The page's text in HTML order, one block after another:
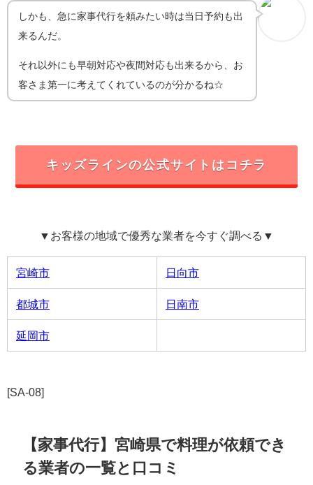
しかも、急に家事代行を頼みたい時は当日予約も出
来るんだ。
それ以外にも早朝対応や夜間対応も出来るから、お
客さま第一に考えてくれているのが分かるね☆
キッズラインの公式サイトはコチラ
▼お客様の地域で優秀な業者を今すぐ調べる▼
宮崎市 日向市
都城市 日南市
延岡市
[SA-08]
【家事代行】宮崎県で料理が依頼でき
る業者の一覧と口コミ